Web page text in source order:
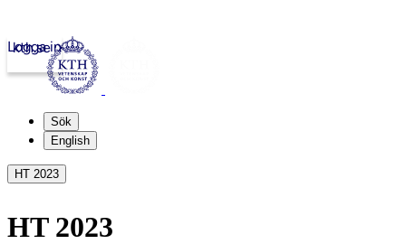
kth.se
Logga in
Sök
English
HT 2023
HT 2023